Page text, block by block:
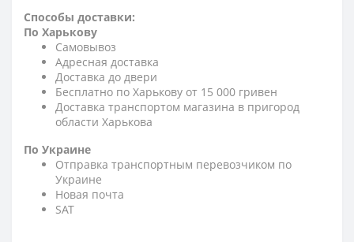
Способы доставки:
По Харькову
Самовывоз
Адресная доставка
Доставка до двери
Бесплатно по Харькову от 15 000 гривен
Доставка транспортом магазина в пригород
области Харькова
По Украине
Отправка транспортным перевозчиком по
Украине
Новая почта
SAT